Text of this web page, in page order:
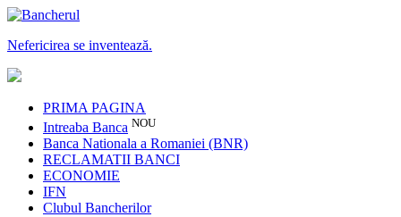
Nefericirea se inventează.
PRIMA PAGINA
Intreaba Banca NOU
Banca Nationala a Romaniei (BNR)
RECLAMATII BANCI
ECONOMIE
IFN
Clubul Bancherilor